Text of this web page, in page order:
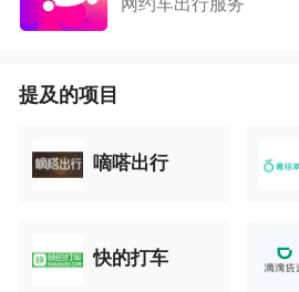
网约车出行服务
提及的项目
嘀嗒出行
快的打车